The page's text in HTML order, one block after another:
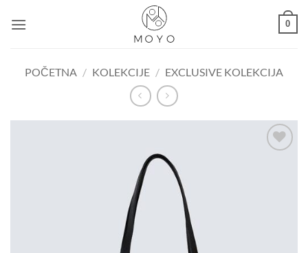
0
POČETNA / KOLEKCIJE / EXCLUSIVE KOLEKCIJA